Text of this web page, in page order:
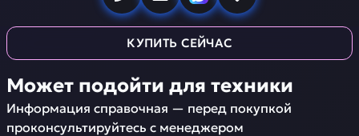
КУПИТЬ СЕЙЧАС
Может подойти для техники
Информация справочная — перед покупкой
проконсультируйтесь с менеджером